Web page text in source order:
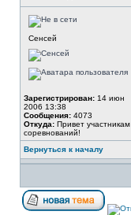
Сенсей
Зарегистрирован: 14 июн
2006 13:38
Сообщения: 4073
Откуда: Привет участникам
соревнований!
Вернуться к началу